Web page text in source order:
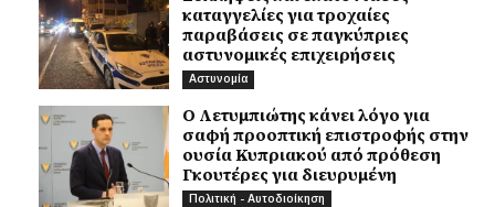
καταγγελίες για τροχαίες
παραβάσεις σε παγκύπριες
αστυνομικές επιχειρήσεις
Αστυνομία
Ο Λετυμπιώτης κάνει λόγο για
σαφή προοπτική επιστροφής στην
ουσία Κυπριακού από πρόθεση
Γκουτέρες για διευρυμένη
Πολιτική - Αυτοδιοίκηση